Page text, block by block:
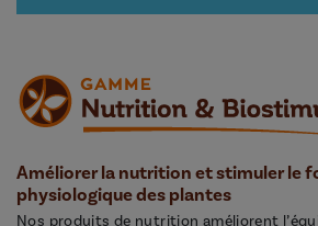
Améliorer la nutrition et stimuler le
physiologique des plantes
Nos produits de nutrition améliorent